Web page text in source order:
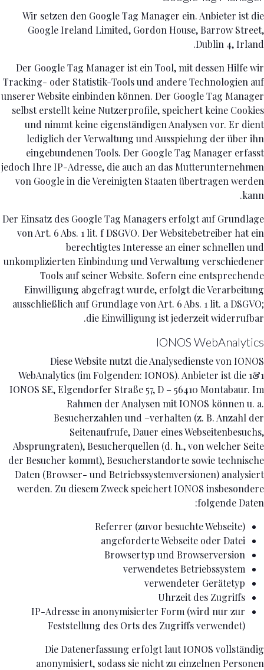
Wir setzen den Google Tag Manager ein. Anbieter ist die
Google Ireland Limited, Gordon House, Barrow Street,
Dublin 4, Irland.
Der Google Tag Manager ist ein Tool, mit dessen Hilfe wir
Tracking- oder Statistik-Tools und andere Technologien auf
unserer Website einbinden können. Der Google Tag Manager
selbst erstellt keine Nutzerprofile, speichert keine Cookies
und nimmt keine eigenständigen Analysen vor. Er dient
lediglich der Verwaltung und Ausspielung der über ihn
eingebundenen Tools. Der Google Tag Manager erfasst
jedoch Ihre IP-Adresse, die auch an das Mutterunternehmen
von Google in die Vereinigten Staaten übertragen werden
kann.
Der Einsatz des Google Tag Managers erfolgt auf Grundlage
von Art. 6 Abs. 1 lit. f DSGVO. Der Websitebetreiber hat ein
berechtigtes Interesse an einer schnellen und
unkomplizierten Einbindung und Verwaltung verschiedener
Tools auf seiner Website. Sofern eine entsprechende
Einwilligung abgefragt wurde, erfolgt die Verarbeitung
ausschließlich auf Grundlage von Art. 6 Abs. 1 lit. a DSGVO;
die Einwilligung ist jederzeit widerrufbar.
IONOS WebAnalytics
Diese Website nutzt die Analysedienste von IONOS
WebAnalytics (im Folgenden: IONOS). Anbieter ist die 1&1
IONOS SE, Elgendorfer Straße 57, D – 56410 Montabaur. Im
Rahmen der Analysen mit IONOS können u. a.
Besucherzahlen und –verhalten (z. B. Anzahl der
Seitenaufrufe, Dauer eines Webseitenbesuchs,
Absprungraten), Besucherquellen (d. h., von welcher Seite
der Besucher kommt), Besucherstandorte sowie technische
Daten (Browser- und Betriebssystemversionen) analysiert
werden. Zu diesem Zweck speichert IONOS insbesondere
folgende Daten:
Referrer (zuvor besuchte Webseite)
angeforderte Webseite oder Datei
Browsertyp und Browserversion
verwendetes Betriebssystem
verwendeter Gerätetyp
Uhrzeit des Zugriffs
IP-Adresse in anonymisierter Form (wird nur zur
Feststellung des Orts des Zugriffs verwendet)
Die Datenerfassung erfolgt laut IONOS vollständig
anonymisiert, sodass sie nicht zu einzelnen Personen